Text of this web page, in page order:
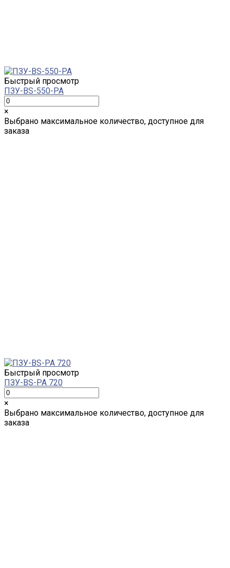
Быстрый просмотр
ПЗУ-BS-550-PA
×
Выбрано максимальное количество, доступное для
заказа
Быстрый просмотр
ПЗУ-BS-РА 720
×
Выбрано максимальное количество, доступное для
заказа